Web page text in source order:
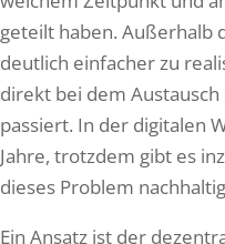
geteilt haben. Außerhalb
deutlich einfacher zu
direkt bei dem
passiert. In der digitalen
Jahre, trotzdem gibt es
dieses Problem
Ein Ansatz ist der